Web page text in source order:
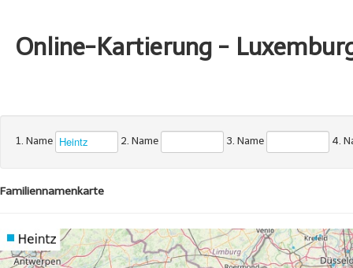
Online-Kartierung -
1. Name 2. Name 3. Name 4.
Familiennamenkarte